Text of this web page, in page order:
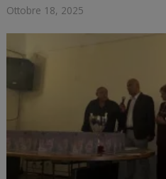
Ottobre 18, 2025